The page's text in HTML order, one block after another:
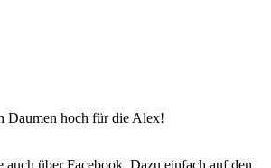
Daumen hoch für die Alex!
auch über Facebook. Dazu einfach auf den